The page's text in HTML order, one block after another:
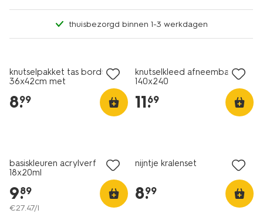
thuisbezorgd binnen 1-3 werkdagen
knutselpakket tas borduren
36x42cm met
8.
99
knutselkleed afneembaar
140x240
11.
69
basiskleuren acrylverf
18x20ml
9.
89
€27.47/l
nijntje kralenset
8.
99